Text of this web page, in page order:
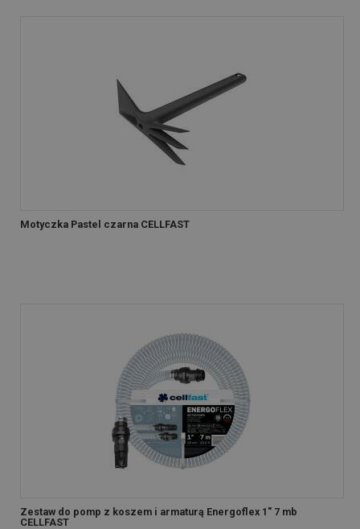
Motyczka Pastel czarna CELLFAST
Zestaw do pomp z koszem i armaturą Energoflex 1" 7 mb
CELLFAST